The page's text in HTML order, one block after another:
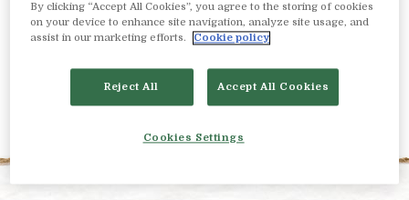
By clicking “Accept All Cookies”, you agree to the storing of cookies
on your device to enhance site navigation, analyze site usage, and
assist in our marketing efforts.
Cookie policy
Reject All Accept All Cookies
Cookies Settings